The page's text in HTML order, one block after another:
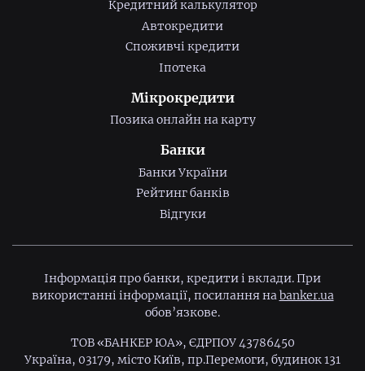
Кредитний калькулятор
Автокредити
Споживчі кредити
Іпотека
Мікрокредити
Позика онлайн на карту
Банки
Банки України
Рейтинг банків
Відгуки
Інформація про банки, кредити і вклади. При
використанні інформації, посилання наbanker.ua
обов’язкове.
ТОВ «БАНКЕР ЮА», ЄДРПОУ 43786450
Україна, 03179, місто Київ, пр.Перемоги, будинок 131